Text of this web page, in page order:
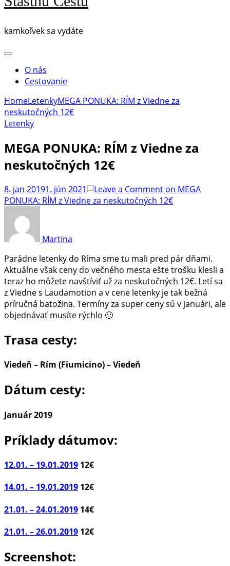
kamkoľvek sa vydáte
O nás
Cestovanie
HomeLetenkyMEGA PONUKA: RÍM z Viedne za
neskutočných 12€
Letenky
MEGA PONUKA: RÍM z Viedne za
neskutočných 12€
8. jan 20191. jún 2021 Leave a Comment on MEGA
PONUKA: RÍM z Viedne za neskutočných 12€
Martina
Parádne letenky do Ríma sme tu mali pred pár dňami.
Aktuálne však ceny do večného mesta ešte trošku klesli a
teraz ho môžete navštíviť už za neskutočných 12€. Letí sa
z Viedne s Laudamotion a v cene letenky je tak bežná
príručná batožina. Termíny za super ceny sú v januári, ale
objednávať musíte rýchlo 🙂
Trasa cesty:
Viedeň – Rím (Fiumicino) – Viedeň
Dátum cesty:
Január 2019
Príklady dátumov:
12.01. – 19.01.2019 12€
14.01. – 19.01.2019 12€
21.01. – 24.01.2019 14€
21.01. – 26.01.2019 12€
Screenshot: